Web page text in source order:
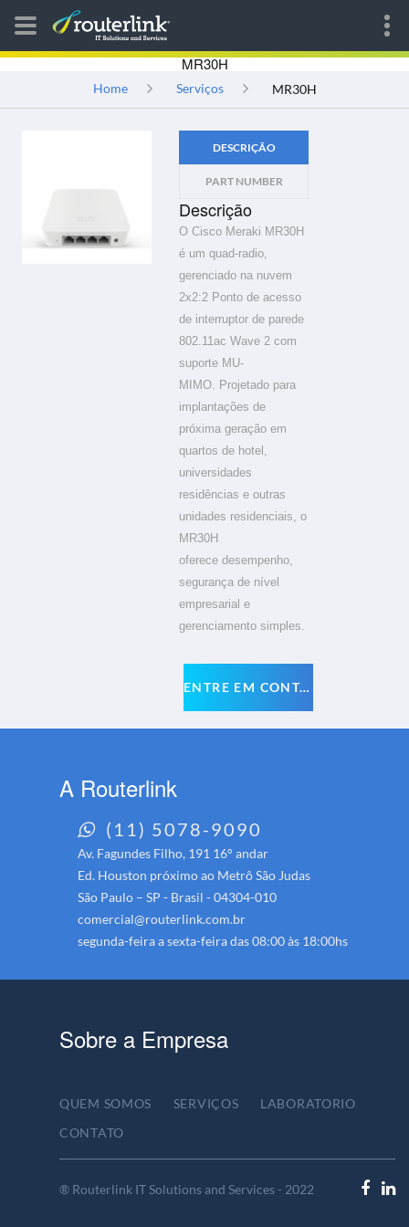
MR30H
Home Serviços MR30H
DESCRIÇÃO
PART NUMBER
Descrição
O Cisco Meraki MR30H
é um quad-radio,
gerenciado na nuvem
2x2:2 Ponto de acesso
de interruptor de parede
802.11ac Wave 2 com
suporte MU-
MIMO.
Projetado para
implantações de
próxima geração em
quartos de hotel,
universidades
residências e outras
unidades residenciais, o
MR30H
oferece desempenho,
segurança de nível
empresarial e
gerenciamento simples.
ENTRE EM CONTATO
A Routerlink
(11) 5078-9090
Av. Fagundes Filho, 191 16° andar
Ed. Houston próximo ao Metrô São Judas
São Paulo – SP - Brasil - 04304-010
comercial@routerlink.com.br
segunda-feira a sexta-feira das 08:00 às 18:00hs
Sobre a Empresa
QUEM SOMOS SERVIÇOS
LABORATORIO
CONTATO
® Routerlink IT Solutions and Services - 2022